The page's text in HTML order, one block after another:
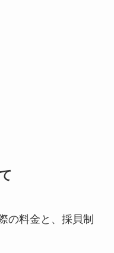
の料金と、採貝制